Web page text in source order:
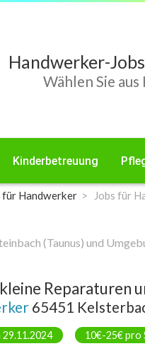
Handwerker-
Wählen Sie
Kinderbetreuung
für Handwerker Jobs für
(Taunus) und
Reparaturen
65451
29.11.2024 10€-25€ pro